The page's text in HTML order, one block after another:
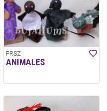
PRSZ
ANIMALES